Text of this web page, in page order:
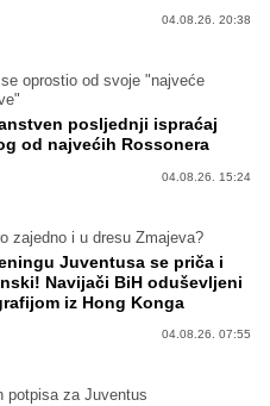
04.08.26. 20:38
oprostio od svoje "najveće
posljednji ispraćaj
od najvećih Rossonera
04.08.26. 15:24
zajedno i u dresu Zmajeva?
Juventusa se priča i
Navijači BiH oduševljeni
iz Hong Konga
04.08.26. 07:55
potpisa za Juventus